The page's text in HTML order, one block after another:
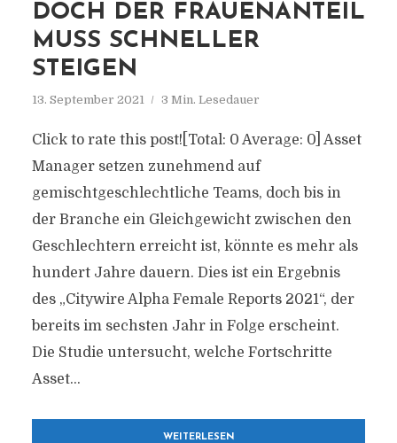
DOCH DER FRAUENANTEIL
MUSS SCHNELLER
STEIGEN
13. September 2021 3 Min. Lesedauer
Click to rate this post![Total: 0 Average: 0] Asset
Manager setzen zunehmend auf
gemischtgeschlechtliche Teams, doch bis in
der Branche ein Gleichgewicht zwischen den
Geschlechtern erreicht ist, könnte es mehr als
hundert Jahre dauern. Dies ist ein Ergebnis
des „Citywire Alpha Female Reports 2021“, der
bereits im sechsten Jahr in Folge erscheint.
Die Studie untersucht, welche Fortschritte
Asset...
WEITERLESEN